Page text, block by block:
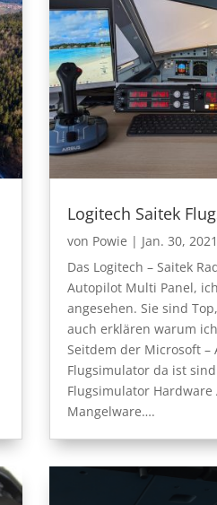
Logitech Saitek
von Powie | Jan. 30, 2021
Das Logitech – Saitek
Autopilot Multi Panel,
angesehen. Sie sind
auch erklären warum
Seitdem der Microsoft –
Flugsimulator da ist
Flugsimulator Hardware
Mangelware….